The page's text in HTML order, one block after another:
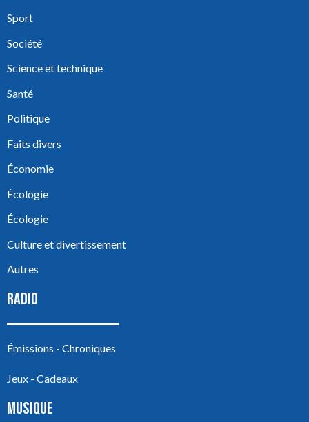
Sport
Société
Science et technique
Santé
Politique
Faits divers
Économie
Écologie
Écologie
Culture et divertissement
Autres
RADIO
Émissions - Chroniques
Jeux - Cadeaux
MUSIQUE